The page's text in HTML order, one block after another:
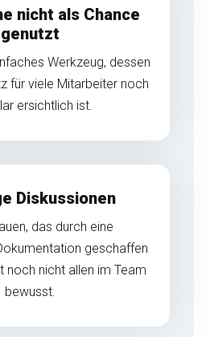
nicht als Chance
genutzt
Werkzeug, dessen
für viele Mitarbeiter noch
ersichtlich ist.
Diskussionen
das durch eine
geschaffen
noch nicht allen im Team
bewusst.